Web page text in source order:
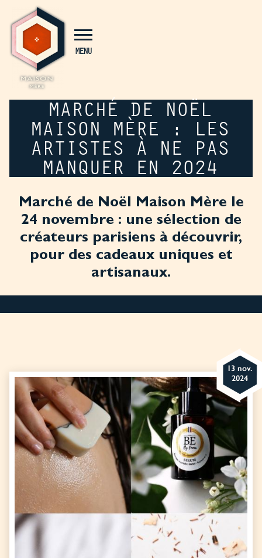
MENU
MARCHÉ DE NOËL
MAISON MÈRE : LES
ARTISTES À NE PAS
MANQUER EN 2024
Marché de Noël Maison Mère le
24 novembre : une sélection de
créateurs parisiens à découvrir,
pour des cadeaux uniques et
artisanaux.
13 nov.
2024
Panneau de gestion des cookies